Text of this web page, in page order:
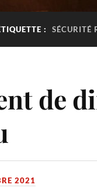
: SÉCURITÉ
de
2021